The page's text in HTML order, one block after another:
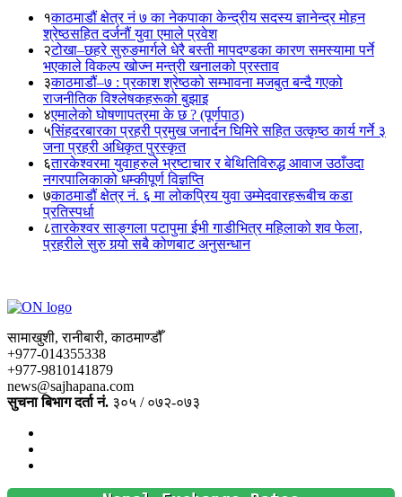
१काठमाडौं क्षेत्र नं ७ का नेकपाका केन्द्रीय सदस्य ज्ञानेन्द्र मोहन
श्रेष्ठसहित दर्जनौं युवा एमाले प्रवेश
२टोखा–छहरे सुरुङमार्गले धेरै बस्ती मापदण्डका कारण समस्यामा पर्ने
भएकाले विकल्प खोज्न मन्त्री खनालको प्रस्ताव
३काठमाडौं–७ : प्रकाश श्रेष्ठको सम्भावना मजबुत बन्दै गएको
राजनीतिक विश्लेषकहरूको बुझाइ
४एमालेको घोषणापत्रमा के छ ? (पूर्णपाठ)
५सिंहदरबारका प्रहरी प्रमुख जनार्दन घिमिरे सहित उत्कृष्ठ कार्य गर्ने ३
जना प्रहरी अधिकृत पुरस्कृत
६तारकेश्वरमा युवाहरुले भ्रष्टाचार र बेथितिविरुद्ध आवाज उठाँउदा
नगरपालिकाको धम्कीपूर्ण विज्ञप्ति
७काठमाडौं क्षेत्र नं. ६ मा लोकप्रिय युवा उम्मेदवारहरूबीच कडा
प्रतिस्पर्धा
८तारकेश्वर साङ्गला पटापुमा ईभी गाडीभित्र महिलाको शव फेला,
प्रहरीले सुरु गर्‍यो सबै कोणबाट अनुसन्धान
सामाखुशी, रानीबारी, काठमाण्डौँ
+977-014355338
+977-9810141879
news@sajhapana.com
सुचना बिभाग दर्ता नं. ३०५ / ०७२-०७३